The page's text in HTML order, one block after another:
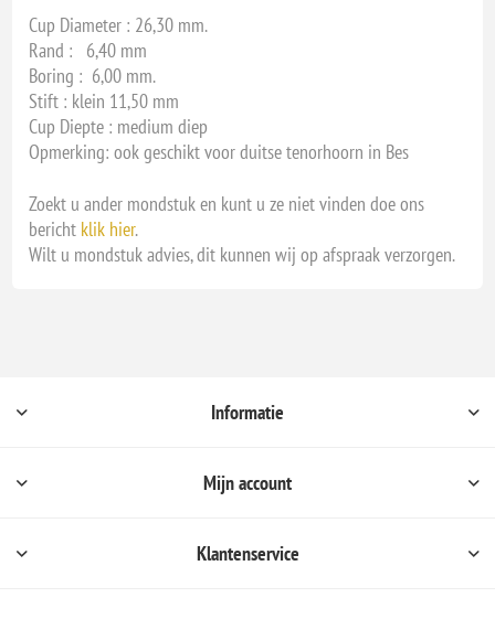
Cup Diameter : 26,30 mm.
Rand : 6,40 mm
Boring : 6,00 mm.
Stift : klein 11,50 mm
Cup Diepte : medium diep
Opmerking: ook geschikt voor duitse tenorhoorn in Bes
Zoekt u ander mondstuk en kunt u ze niet vinden doe ons
bericht klik hier.
Wilt u mondstuk advies, dit kunnen wij op afspraak verzorgen.
Informatie
Mijn account
Klantenservice